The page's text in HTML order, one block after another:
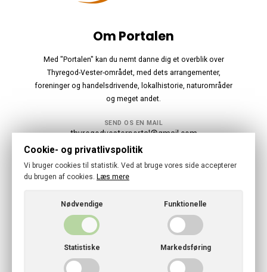
Om Portalen
Med "Portalen" kan du nemt danne dig et overblik over
Thyregod-Vester-området, med dets arrangementer,
foreninger og handelsdrivende, lokalhistorie, naturområder
og meget andet.
SEND OS EN MAIL
thyregodvesterportal@gmail.com
Følg os
© 2026 · Thyregod-Vester Portal
Cookies- og privatlivspolitik
Cookie- og privatlivspolitik
Vi bruger cookies til statistik. Ved at bruge vores side accepterer
du brugen af cookies. Læs mere
Nødvendige Funktionelle
Statistiske Markedsføring